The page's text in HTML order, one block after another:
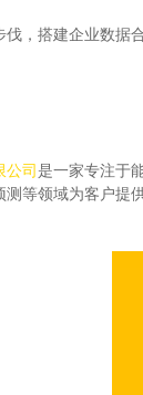
伐，搭建企业数据
公司是一家专注于
等领域为客户提